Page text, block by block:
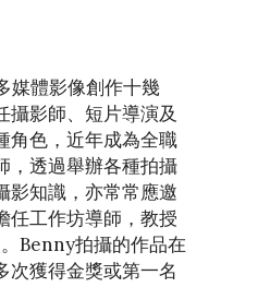
媒體影像創作十幾
攝影師、短片導演及
角色，近年成為全職
，透過舉辦各種拍攝
影知識，亦常常應邀
任工作坊導師，教授
Benny拍攝的作品在
次獲得金獎或第一名